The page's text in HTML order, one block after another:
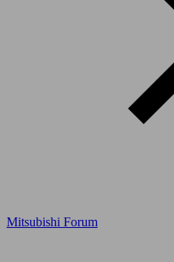
Mitsubishi Forum